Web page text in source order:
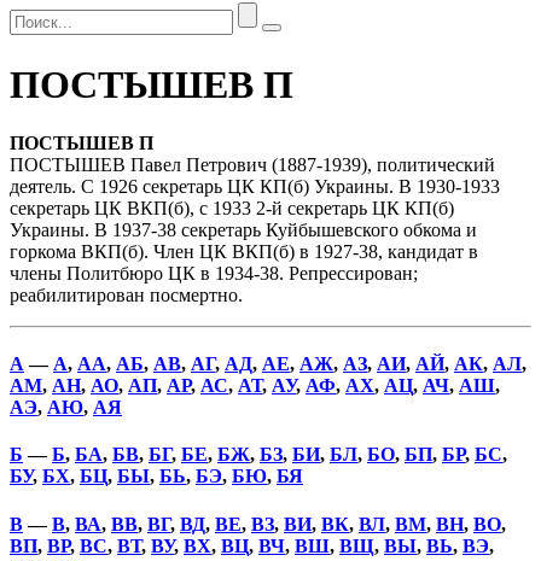
ПОСТЫШЕВ П
ПОСТЫШЕВ П
ПОСТЫШЕВ Павел Петрович (1887-1939), политический
деятель. С 1926 секретарь ЦК КП(б) Украины. В 1930-1933
секретарь ЦК ВКП(б), с 1933 2-й секретарь ЦК КП(б)
Украины. В 1937-38 секретарь Куйбышевского обкома и
горкома ВКП(б). Член ЦК ВКП(б) в 1927-38, кандидат в
члены Политбюро ЦК в 1934-38. Репрессирован;
реабилитирован посмертно.
А — А, АА, АБ, АВ, АГ, АД, АЕ, АЖ, АЗ, АИ, АЙ, АК, АЛ,
АМ, АН, АО, АП, АР, АС, АТ, АУ, АФ, АХ, АЦ, АЧ, АШ,
АЭ, АЮ, АЯ
Б —Б, БА, БВ, БГ, БЕ, БЖ, БЗ, БИ, БЛ, БО, БП, БР, БС,
БУ, БХ, БЦ, БЫ, БЬ, БЭ, БЮ, БЯ
В—В, ВА, ВВ, ВГ, ВД, ВЕ, ВЗ, ВИ, ВК, ВЛ, ВМ, ВН, ВО,
ВП, ВР, ВС, ВТ, ВУ, ВХ, ВЦ, ВЧ, ВШ, ВЩ, ВЫ, ВЬ, ВЭ,